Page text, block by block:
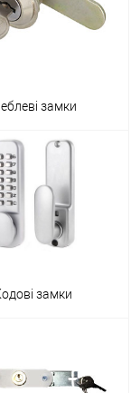
замки
замки